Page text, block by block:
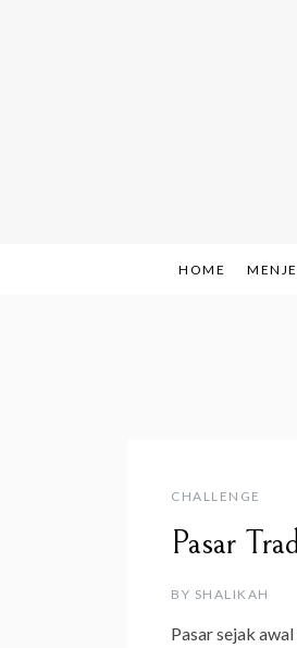
HOME
CHALLENGE
Pasar
BY SHALIKAH
Pasar sejak